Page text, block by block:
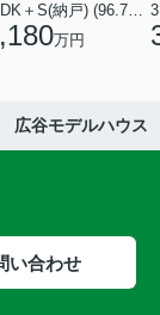
3LDK＋S(納戸) (96.78㎡)
万円
広谷モデルハウス
い合わせ